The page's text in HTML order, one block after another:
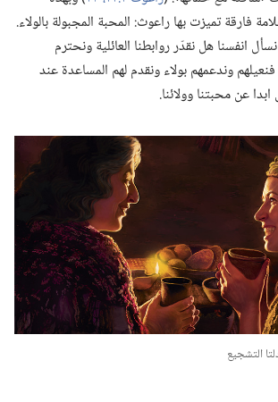
فارقة تميزت بها راعوث:‏ المحبة المجبولة بالولاء.‏
انفسنا هل نقدّر روابطنا العائلية ونحترم
فنعيلهم وندعمهم بولاء ونقدم لهم المساعدة عند
عن محبتنا وولائنا.‏
التشجيع